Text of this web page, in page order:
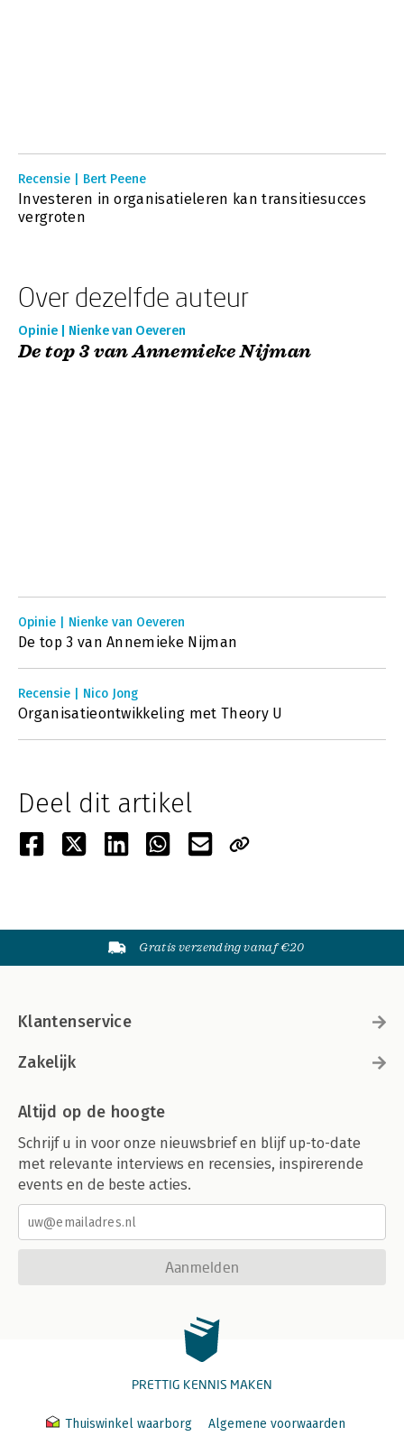
Recensie | Bert Peene
Investeren in organisatieleren kan transitiesucces
vergroten
Over dezelfde auteur
Opinie | Nienke van Oeveren
De top 3 van Annemieke Nijman
Opinie | Nienke van Oeveren
De top 3 van Annemieke Nijman
Recensie | Nico Jong
Organisatieontwikkeling met Theory U
Deel dit artikel
Gratis verzending vanaf €20
Klantenservice
Zakelijk
Altijd op de hoogte
Schrijf u in voor onze nieuwsbrief en blijf up-to-date
met relevante interviews en recensies, inspirerende
events en de beste acties.
Aanmelden
PRETTIG KENNIS MAKEN
Thuiswinkel waarborg Algemene voorwaarden